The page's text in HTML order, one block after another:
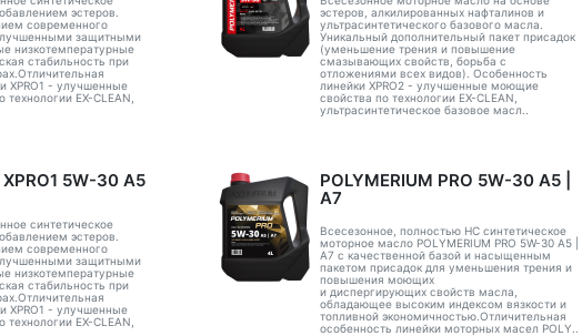
эстеров.
современного
защитными
низкотемпературные
стабильность при
XPRO1 - улучшенные
EX-CLEAN,
эстеров, алкилированных нафталинов и
ультрасинтетического базового масла.
Уникальный дополнительный пакет присадок
(уменьшение трения и повышение
смазывающих свойств, борьба с
отложениями всех видов). Особенность
линейки XPRO2 - улучшенные моющие
свойства по технологии EX-CLEAN,
ультрасинтетическое базовое масл..
XPRO1 5W-30 А5
синтетическое
эстеров.
современного
защитными
низкотемпературные
стабильность при
XPRO1 - улучшенные
EX-CLEAN,
POLYMERIUM PRO 5W-30 A5 |
А7
Всесезонное, полностью HC синтетическое
моторное масло POLYMERIUM PRO 5W-30 A5 |
А7 с качественной базой и насыщенным
пакетом присадок для уменьшения трения и
повышения моющих
и диспергирующих свойств масла,
обладающее высоким индексом вязкости и
топливной экономичностью.Отличительная
особенность линейки моторных масел POLY..